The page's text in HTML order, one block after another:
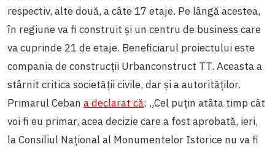
respectiv, alte două, a câte 17 etaje. Pe lângă acestea,
în regiune va fi construit și un centru de business care
va cuprinde 21 de etaje. Beneficiarul proiectului este
compania de construcții Urbanconstruct TT. Aceasta a
stârnit critica societății civile, dar și a autorităților.
Primarul Ceban a declarat că: „Cel puțin atâta timp cât
voi fi eu primar, acea decizie care a fost aprobată, ieri,
la Consiliul Național al Monumentelor Istorice nu va fi